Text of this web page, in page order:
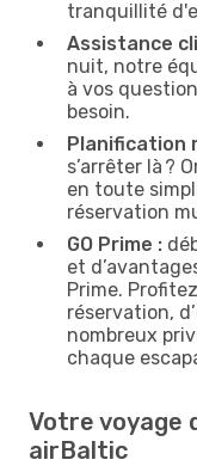
tranquillité
Assistance
nuit, notre
à vos
besoin.
Planification
s’arrêter là ?
en toute
réservation
GO Prime :
et
Prime.
réservation,
nombreux
chaque
Votre voyage
airBaltic